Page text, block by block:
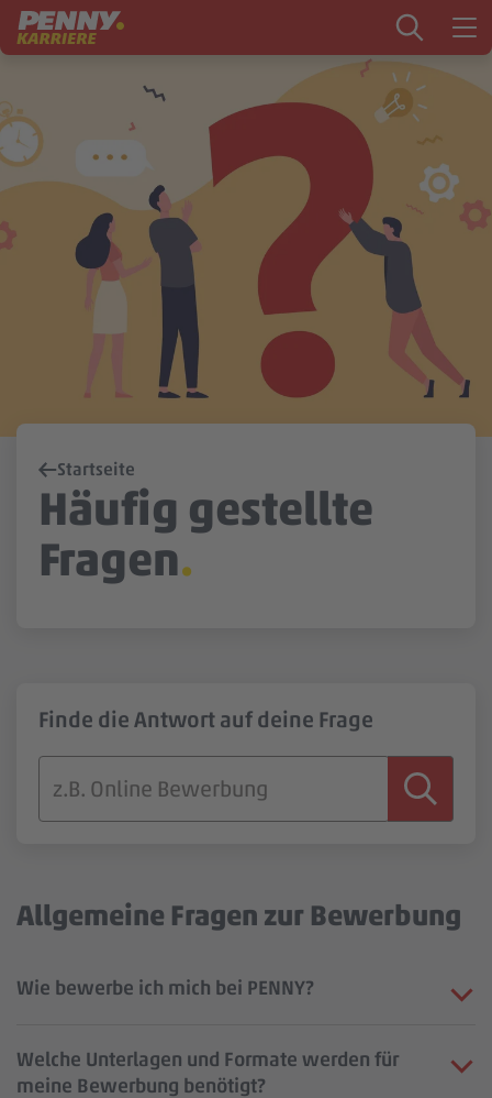
Zum Inhalt springen
Startseite
PENNY als Arbeitgeber
Ausbildung
Markt
Logistik
Zentrale & Vertrieb
Mein Kandidat:innenprofil
Jobbörse
Startseite
Häufig gestellte
Fragen
Finde die Antwort auf deine Frage
Allgemeine Fragen zur Bewerbung
Wie bewerbe ich mich bei PENNY?
Welche Unterlagen und Formate werden für
meine Bewerbung benötigt?